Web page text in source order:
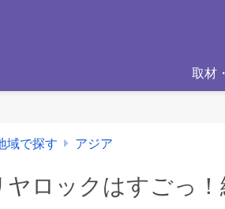
取材
域で探す アジア
ヤロックはすごっ